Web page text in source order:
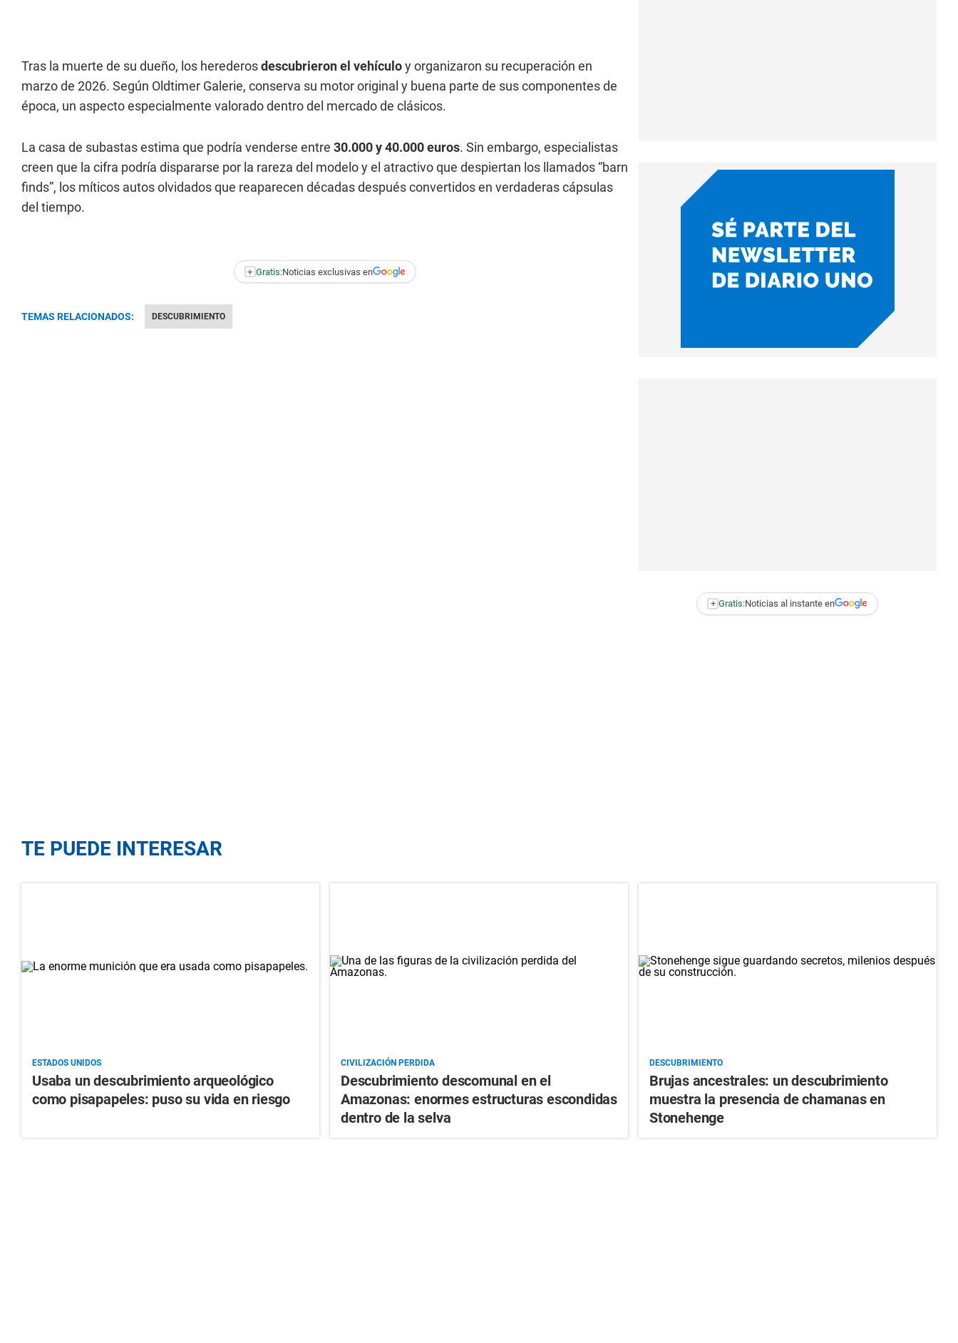
Tras la muerte de su dueño, los herederosdescubrieron el vehículoy organizaron su recuperación en
marzo de 2026. Según Oldtimer Galerie, conserva su motor original y buena parte de sus componentes de
época, un aspecto especialmente valorado dentro del mercado de clásicos.
La casa de subastas estima que podría venderse entre 30.000 y 40.000 euros. Sin embargo, especialistas
creen que la cifra podría dispararse por la rareza del modelo y el atractivo que despiertan los llamados “barn
finds”, los míticos autos olvidados que reaparecen décadas después convertidos en verdaderas cápsulas
del tiempo.
+ Gratis:Noticias exclusivas en
TEMAS RELACIONADOS: DESCUBRIMIENTO
+ Gratis:Noticias al instante en
TE PUEDE INTERESAR
ESTADOS UNIDOS
Usaba un descubrimiento arqueológico
como pisapapeles: puso su vida en riesgo
CIVILIZACIÓN PERDIDA
Descubrimiento descomunal en el
Amazonas: enormes estructuras escondidas
dentro de la selva
DESCUBRIMIENTO
Brujas ancestrales: un descubrimiento
muestra la presencia de chamanas en
Stonehenge